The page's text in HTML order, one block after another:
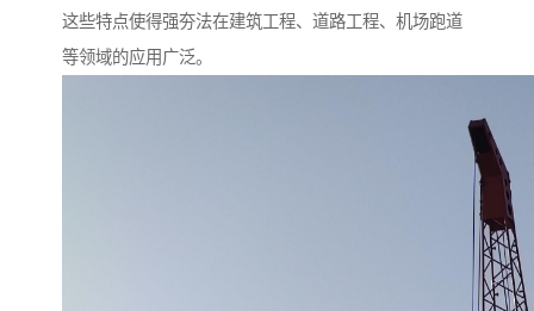
这些特点使得强夯法在建筑工程、道路工程、机场跑道
等领域的应用广泛。